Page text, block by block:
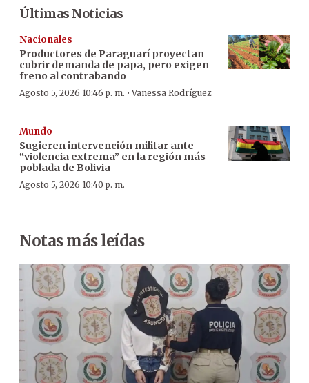
Últimas Noticias
Nacionales
Productores de Paraguarí proyectan
cubrir demanda de papa, pero exigen
freno al contrabando
Agosto 5, 2026 10:46 p. m. ·Vanessa Rodríguez
Mundo
Sugieren intervención militar ante
“violencia extrema” en la región más
poblada de Bolivia
Agosto 5, 2026 10:40 p. m.
Notas más leídas